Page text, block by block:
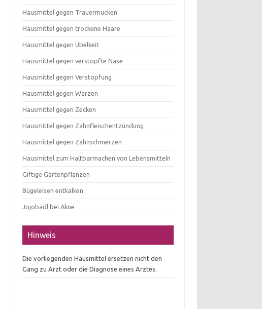
Hausmittel gegen Trauermücken
Hausmittel gegen trockene Haare
Hausmittel gegen Übelkeit
Hausmittel gegen verstopfte Nase
Hausmittel gegen Verstopfung
Hausmittel gegen Warzen
Hausmittel gegen Zecken
Hausmittel gegen Zahnfleischentzündung
Hausmittel gegen Zahnschmerzen
Hausmittel zum Haltbarmachen von Lebensmitteln
Giftige Gartenpflanzen
Bügeleisen entkalken
Jojobaöl bei Akne
Hinweis
Die vorliegenden Hausmittel ersetzen nicht den
Gang zu Arzt oder die Diagnose eines Arztes.